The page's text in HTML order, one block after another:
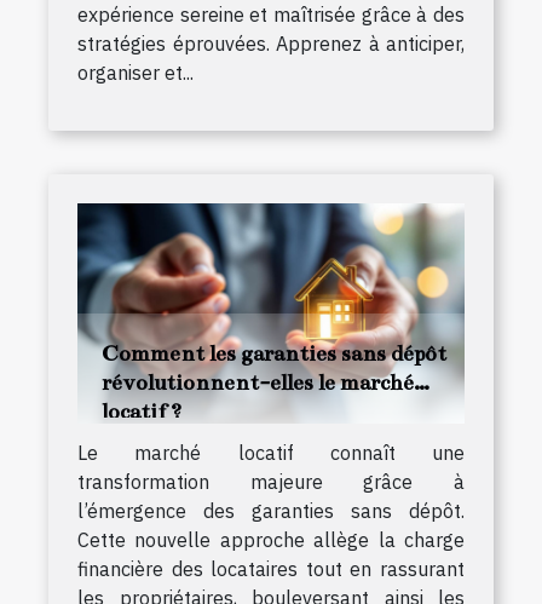
expérience sereine et maîtrisée grâce à des
stratégies éprouvées. Apprenez à anticiper,
organiser et...
Comment les garanties sans dépôt
révolutionnent-elles le marché
locatif ?
Le marché locatif connaît une
transformation majeure grâce à
l’émergence des garanties sans dépôt.
Cette nouvelle approche allège la charge
financière des locataires tout en rassurant
les propriétaires, bouleversant ainsi les